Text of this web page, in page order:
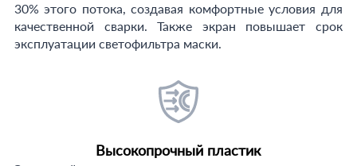
30% этого потока, создавая комфортные условия для
качественной сварки. Также экран повышает срок
эксплуатации светофильтра маски.
Высокопрочный пластик